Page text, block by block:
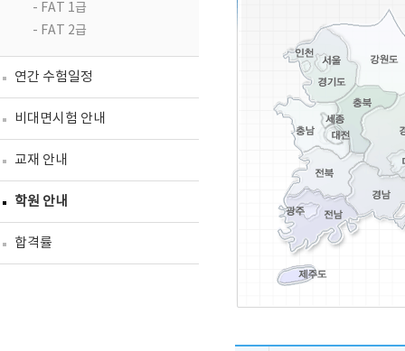
- FAT 1급
- FAT 2급
연간 수험일정
비대면시험 안내
교재 안내
학원 안내
합격률